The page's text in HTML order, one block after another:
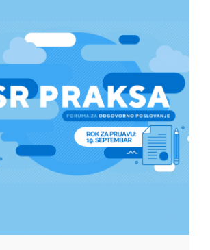
КСО» – Открытые заявки
программу